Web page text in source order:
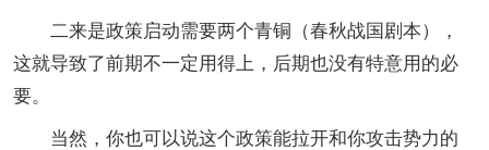
二来是政策启动需要两个青铜（春秋战国剧本），
这就导致了前期不一定用得上，后期也没有特意用的必
要。
当然，你也可以说这个政策能拉开和你攻击势力的